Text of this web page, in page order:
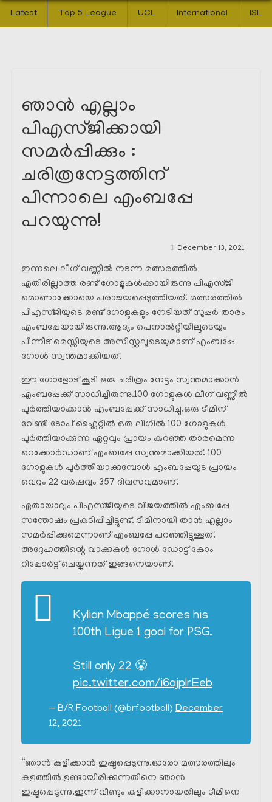
Latest Top 5 League UCL International ISL
ഞാൻ എല്ലാം
പിഎസ്ജിക്കായി
സമർപ്പിക്കും :
ചരിത്രനേട്ടത്തിന്
പിന്നാലെ എംബപ്പേ
പറയുന്നു!
December 13, 2021
ഇന്നലെ ലീഗ് വണ്ണിൽ നടന്ന മത്സരത്തിൽ
എതിരില്ലാത്ത രണ്ട് ഗോളുകൾക്കായിരുന്നു പിഎസ്ജി
മൊണാക്കോയെ പരാജയപ്പെടുത്തിയത്. മത്സരത്തിൽ
പിഎസ്ജിയുടെ രണ്ട് ഗോളുകളും നേടിയത് സൂപ്പർ താരം
എംബപ്പേയായിരുന്നു.ആദ്യം പെനാൽറ്റിയിലൂടെയും
പിന്നീട് മെസ്സിയുടെ അസിസ്റ്റലൂടെയുമാണ് എംബപ്പേ
ഗോൾ സ്വന്തമാക്കിയത്.
ഈ ഗോളോട് കൂടി ഒരു ചരിത്രം നേട്ടം സ്വന്തമാക്കാൻ
എംബപ്പേക്ക് സാധിച്ചിരുന്നു.100 ഗോളുകൾ ലീഗ് വണ്ണിൽ
പൂർത്തിയാക്കാൻ എംബപ്പേക്ക് സാധിച്ചു.ഒരു ടീമിന്
വേണ്ടി ടോപ് ഫ്ലൈറ്റിൽ ഒരു ലീഗിൽ 100 ഗോളുകൾ
പൂർത്തിയാക്കുന്ന ഏറ്റവും പ്രായം കുറഞ്ഞ താരമെന്ന
റെക്കോർഡാണ് എംബപ്പേ സ്വന്തമാക്കിയത്. 100
ഗോളുകൾ പൂർത്തിയാക്കുമ്പോൾ എംബപ്പേയുട പ്രായം
വെറും 22 വർഷവും 357 ദിവസവുമാണ്.
ഏതായാലും പിഎസ്ജിയുടെ വിജയത്തിൽ എംബപ്പേ
സന്തോഷം പ്രകടിപ്പിച്ചിട്ടുണ്ട്. ടീമിനായി താൻ എല്ലാം
സമർപ്പിക്കുമെന്നാണ് എംബപ്പേ പറഞ്ഞിട്ടുള്ളത്.
അദ്ദേഹത്തിന്റെ വാക്കുകൾ ഗോൾ ഡോട്ട് കോം
റിപ്പോർട്ട്‌ ചെയ്യുന്നത് ഇങ്ങനെയാണ്.
Kylian Mbappé scores his
100th Ligue 1 goal for PSG.
Still only 22 😤
pic.twitter.com/i6ajplrEeb
— B/R Football (@brfootball) December
12, 2021
“ഞാൻ കളിക്കാൻ ഇഷ്ടപ്പെടുന്നു.ഓരോ മത്സരത്തിലും
കളത്തിൽ ഉണ്ടായിരിക്കുന്നതിനെ ഞാൻ
ഇഷ്ടപ്പെടുന്നു.ഇന്ന് വീണ്ടും കളിക്കാനായതിലും ടീമിനെ